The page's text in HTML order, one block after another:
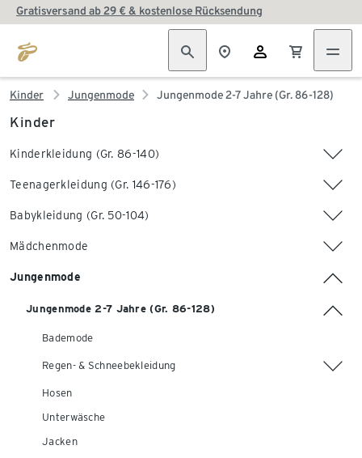
Gratisversand ab 29 € & kostenlose Rücksendung
Kinder Jungenmode Jungenmode 2-7 Jahre (Gr. 86-128)
Kinder
Kinderkleidung (Gr. 86-140)
Teenagerkleidung (Gr. 146-176)
Babykleidung (Gr. 50-104)
Mädchenmode
Jungenmode
Jungenmode 2-7 Jahre (Gr. 86-128)
Bademode
Regen- & Schneebekleidung
Hosen
Unterwäsche
Jacken